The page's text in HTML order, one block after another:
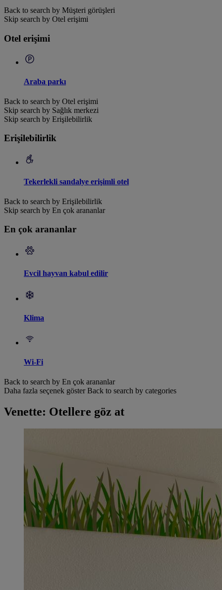
Back to search by Müşteri görüşleri
Skip search by Otel erişimi
Otel erişimi
Araba parkı
Back to search by Otel erişimi
Skip search by Sağlık merkezi
Skip search by Erişilebilirlik
Erişilebilirlik
Tekerlekli sandalye erişimli otel
Back to search by Erişilebilirlik
Skip search by En çok arananlar
En çok arananlar
Evcil hayvan kabul edilir
Klima
Wi-Fi
Back to search by En çok arananlar
Daha fazla seçenek göster Back to search by categories
Venette: Otellere göz at